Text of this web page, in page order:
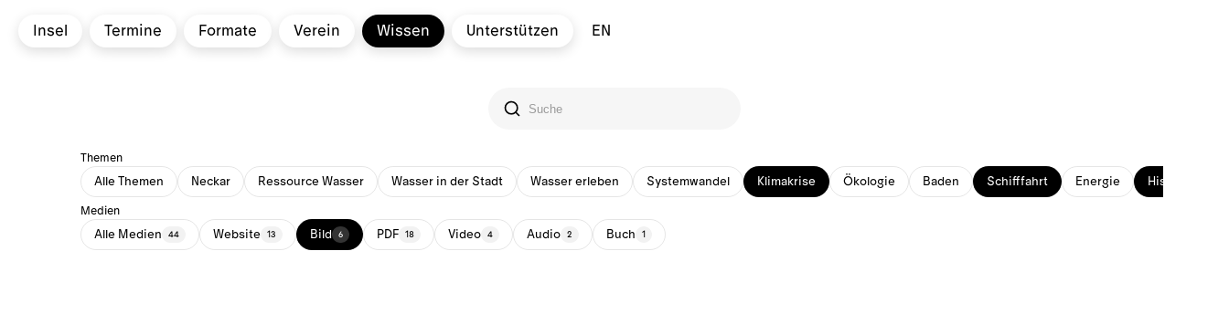
Insel Termine Formate Verein Wissen Unterstützen EN
Themen
Alle Themen Neckar Ressource Wasser Wasser in der Stadt Wasser erleben Systemwandel Klimakrise Ökologie Baden Schifffahrt Energie Historisches
Medien
Alle Medien 44 Website 13 Bild 6 PDF 18 Video 4 Audio 2 Buch 1